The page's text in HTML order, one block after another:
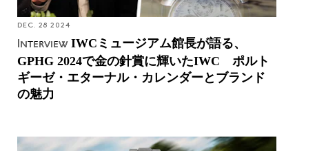
DEC. 28 2024
InterviewIWCミュージアム館長が語る、
GPHG 2024で金の針賞に輝いたIWC ポルト
ギーゼ・エターナル・カレンダーとブランド
の魅力
路上でも手首でも控えめに映える、クルマがテーマ